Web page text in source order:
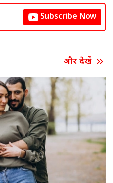
Subscribe Now
और देखें